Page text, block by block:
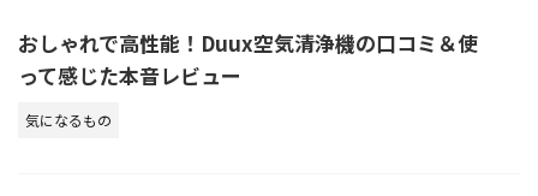
おしゃれで高性能！Duux空気清浄機の口コミ＆使
って感じた本音レビュー
気になるもの